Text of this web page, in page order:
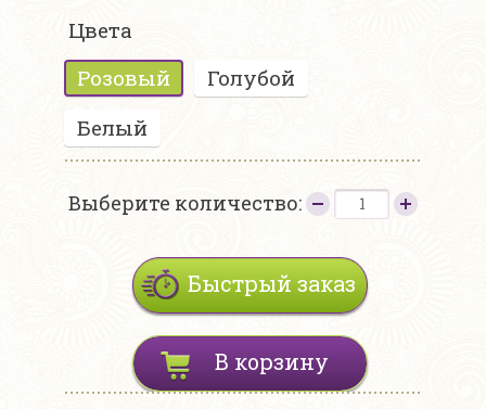
Цвета
Розовый
Голубой
Белый
Выберите количество:
Быстрый заказ
В корзину